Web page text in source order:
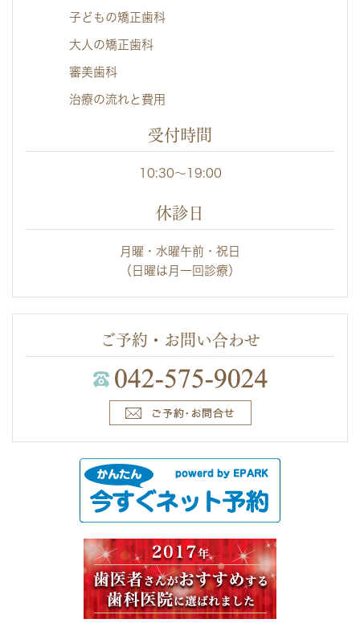
子どもの矯正歯科
大人の矯正歯科
審美歯科
治療の流れと費用
受付時間
10:30～19:00
休診日
月曜・水曜午前・祝日
（日曜は月一回診療）
ご予約・お問い合わせ